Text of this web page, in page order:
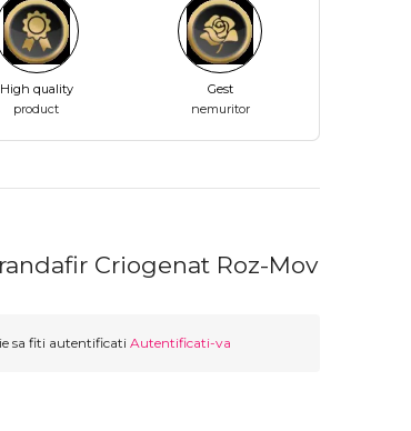
High quality
product
Gest
nemuritor
Criogenat Roz-Mov
sa fiti autentificati Autentificati-va